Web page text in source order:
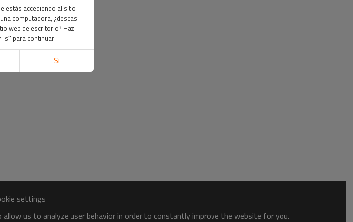
settings
us to analyze user behavior in order to constantly improve the website for you.
estás accediendo al sitio
computadora, ¿deseas
web de escritorio? Haz
'sí' para continuar
Si